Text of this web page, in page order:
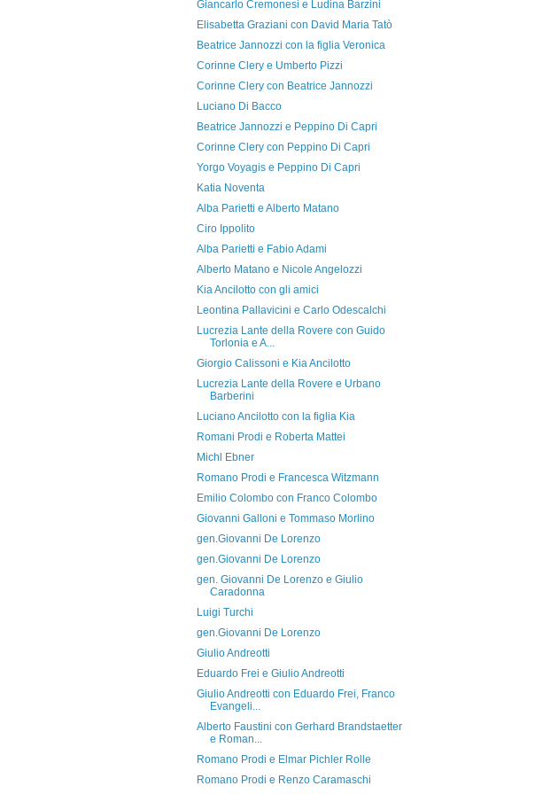
Giancarlo Cremonesi e Ludina Barzini
Elisabetta Graziani con David Maria Tatò
Beatrice Jannozzi con la figlia Veronica
Corinne Clery e Umberto Pizzi
Corinne Clery con Beatrice Jannozzi
Luciano Di Bacco
Beatrice Jannozzi e Peppino Di Capri
Corinne Clery con Peppino Di Capri
Yorgo Voyagis e Peppino Di Capri
Katia Noventa
Alba Parietti e Alberto Matano
Ciro Ippolito
Alba Parietti e Fabio Adami
Alberto Matano e Nicole Angelozzi
Kia Ancilotto con gli amici
Leontina Pallavicini e Carlo Odescalchi
Lucrezia Lante della Rovere con Guido
Torlonia e A...
Giorgio Calissoni e Kia Ancilotto
Lucrezia Lante della Rovere e Urbano
Barberini
Luciano Ancilotto con la figlia Kia
Romani Prodi e Roberta Mattei
Michl Ebner
Romano Prodi e Francesca Witzmann
Emilio Colombo con Franco Colombo
Giovanni Galloni e Tommaso Morlino
gen.Giovanni De Lorenzo
gen.Giovanni De Lorenzo
gen. Giovanni De Lorenzo e Giulio
Caradonna
Luigi Turchi
gen.Giovanni De Lorenzo
Giulio Andreotti
Eduardo Frei e Giulio Andreotti
Giulio Andreotti con Eduardo Frei, Franco
Evangeli...
Alberto Faustini con Gerhard Brandstaetter
e Roman...
Romano Prodi e Elmar Pichler Rolle
Romano Prodi e Renzo Caramaschi